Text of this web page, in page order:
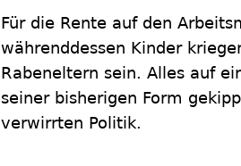
Für die Rente auf den
währenddessen Kinder
Rabeneltern sein. Alles auf
seiner bisherigen Form
verwirrten Politik.